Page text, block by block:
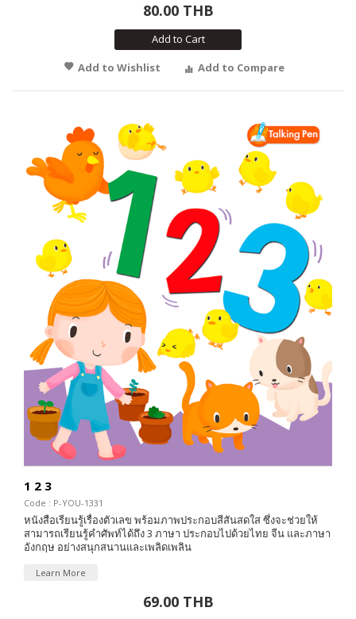
80.00 THB
Add to Cart
Add to Wishlist
Add to Compare
1 2 3
Code : P-YOU-1331
หนังสือเรียนรู้เรื่องตัวเลข พร้อมภาพประกอบสีสันสดใส ซึ่งจะช่วยให้
สามารถเรียนรู้คำศัพท์ได้ถึง 3 ภาษา ประกอบไปด้วยไทย จีน และภาษา
อังกฤษ อย่างสนุกสนานและเพลิดเพลิน
Learn More
69.00 THB